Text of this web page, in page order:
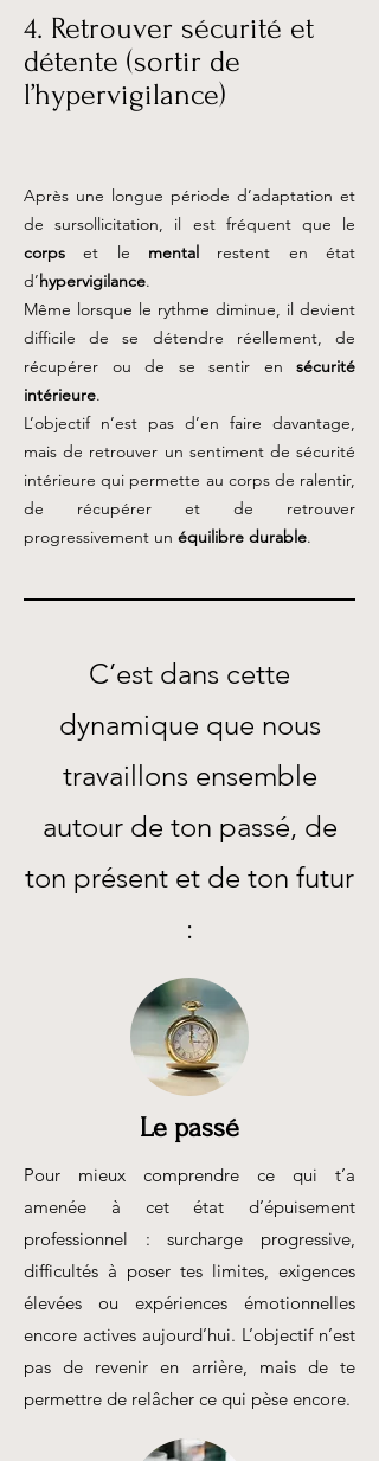
4. Retrouver sécurité et
détente (sortir de
l’hypervigilance)
Après une longue période d’adaptation et
de sursollicitation, il est fréquent que le
corps et le mental
restent en état
d’hypervigilance.
Même lorsque le rythme diminue, il devient
difficile de se détendre réellement, de
récupérer ou de se sentir en sécurité
intérieure.
L’objectif n’est pas d’en faire davantage,
mais de retrouver un sentiment de sécurité
intérieure qui permette au corps de ralentir,
de récupérer et de retrouver
progressivement un équilibre durable.
C’est dans cette
dynamique que nous
travaillons ensemble
autour de ton passé, de
ton présent et de ton futur
:
Le passé
Pour mieux comprendre ce qui t’a
amenée à cet état d’épuisement
professionnel : surcharge progressive,
difficultés à poser tes limites, exigences
élevées ou expériences émotionnelles
encore actives aujourd’hui. L’objectif n’est
pas de revenir en arrière, mais de te
permettre de relâcher ce qui pèse encore.